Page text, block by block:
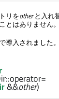
リをotherと入れ
とはありません。
導入されました。
operator=
&&other)